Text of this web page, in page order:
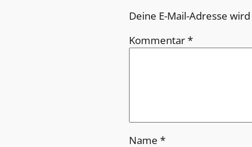
Deine E-Mail-Adresse
Kommentar*
Name *